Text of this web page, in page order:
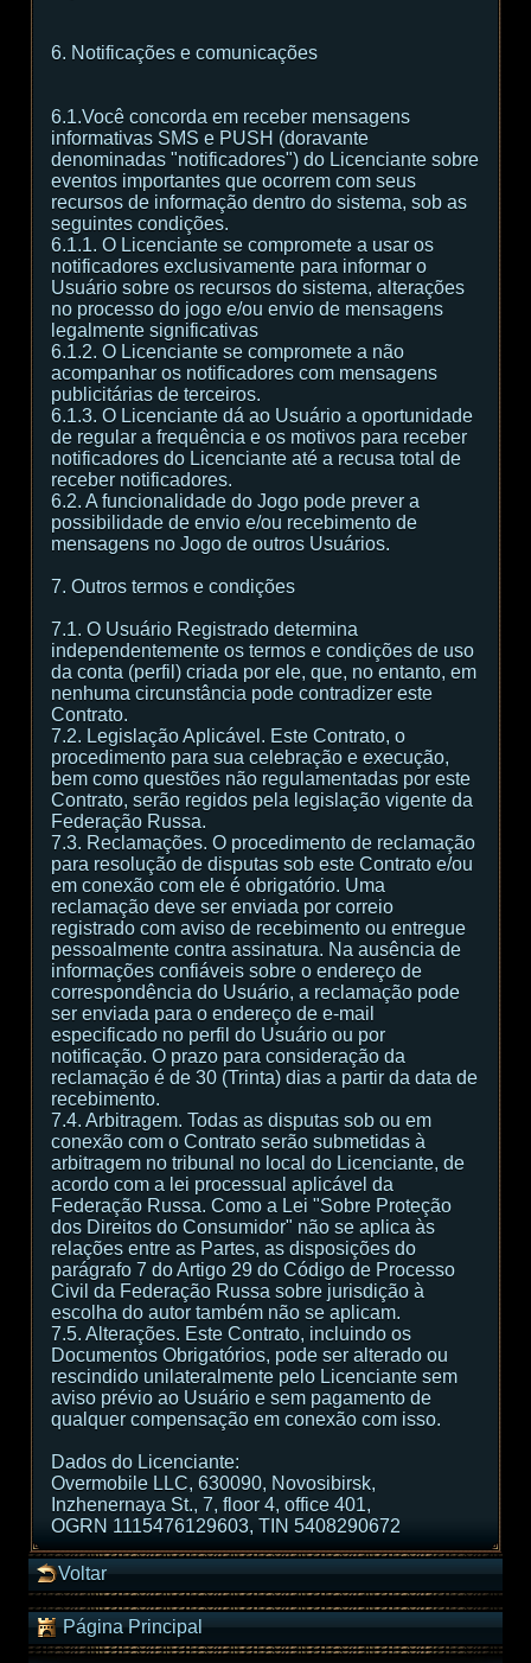
6. Notificações e comunicações
6.1.Você concorda em receber mensagens
informativas SMS e PUSH (doravante
denominadas "notificadores") do Licenciante sobre
eventos importantes que ocorrem com seus
recursos de informação dentro do sistema, sob as
seguintes condições.
6.1.1. O Licenciante se compromete a usar os
notificadores exclusivamente para informar o
Usuário sobre os recursos do sistema, alterações
no processo do jogo e/ou envio de mensagens
legalmente significativas
6.1.2. O Licenciante se compromete a não
acompanhar os notificadores com mensagens
publicitárias de terceiros.
6.1.3. O Licenciante dá ao Usuário a oportunidade
de regular a frequência e os motivos para receber
notificadores do Licenciante até a recusa total de
receber notificadores.
6.2. A funcionalidade do Jogo pode prever a
possibilidade de envio e/ou recebimento de
mensagens no Jogo de outros Usuários.
7. Outros termos e condições
7.1. O Usuário Registrado determina
independentemente os termos e condições de uso
da conta (perfil) criada por ele, que, no entanto, em
nenhuma circunstância pode contradizer este
Contrato.
7.2. Legislação Aplicável. Este Contrato, o
procedimento para sua celebração e execução,
bem como questões não regulamentadas por este
Contrato, serão regidos pela legislação vigente da
Federação Russa.
7.3. Reclamações. O procedimento de reclamação
para resolução de disputas sob este Contrato e/ou
em conexão com ele é obrigatório. Uma
reclamação deve ser enviada por correio
registrado com aviso de recebimento ou entregue
pessoalmente contra assinatura. Na ausência de
informações confiáveis sobre o endereço de
correspondência do Usuário, a reclamação pode
ser enviada para o endereço de e-mail
especificado no perfil do Usuário ou por
notificação. O prazo para consideração da
reclamação é de 30 (Trinta) dias a partir da data de
recebimento.
7.4. Arbitragem. Todas as disputas sob ou em
conexão com o Contrato serão submetidas à
arbitragem no tribunal no local do Licenciante, de
acordo com a lei processual aplicável da
Federação Russa. Como a Lei "Sobre Proteção
dos Direitos do Consumidor" não se aplica às
relações entre as Partes, as disposições do
parágrafo 7 do Artigo 29 do Código de Processo
Civil da Federação Russa sobre jurisdição à
escolha do autor também não se aplicam.
7.5. Alterações. Este Contrato, incluindo os
Documentos Obrigatórios, pode ser alterado ou
rescindido unilateralmente pelo Licenciante sem
aviso prévio ao Usuário e sem pagamento de
qualquer compensação em conexão com isso.
Dados do Licenciante:
Overmobile LLC, 630090, Novosibirsk,
Inzhenernaya St., 7, floor 4, office 401,
OGRN 1115476129603, TIN 5408290672
Voltar
Página Principal